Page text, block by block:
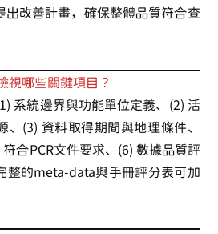
出改善計畫，確保整體品質符合查
視哪些關鍵項目？
系統邊界與功能單位定義、(2) 活
、(3) 資料取得期間與地理條件、
合PCR文件要求、(6) 數據品質評
整的meta-data與手冊評分表可加